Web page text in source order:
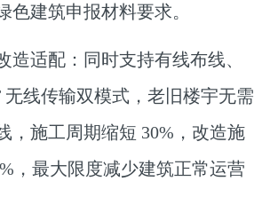
色建筑申报材料要求。
造适配：同时支持有线布线、
无线传输双模式，老旧楼宇无需
，施工周期缩短 30%，改造施
，最大限度减少建筑正常运营